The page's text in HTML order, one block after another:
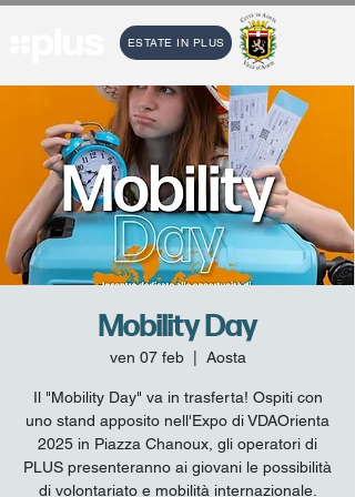
ESTATE IN PLUS
Mobility Day
ven 07 feb
  |
Aosta
Il "Mobility Day" va in trasferta! Ospiti con
uno stand apposito nell'Expo di VDAOrienta
2025 in Piazza Chanoux, gli operatori di
PLUS presenteranno ai giovani le possibilità
di volontariato e mobilità internazionale.